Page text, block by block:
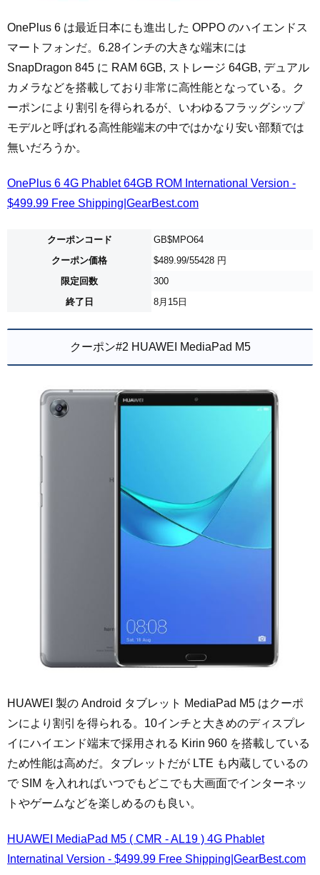
OnePlus 6 は最近日本にも進出した OPPO のハイエンドス
マートフォンだ。6.28インチの大きな端末には
SnapDragon 845 に RAM 6GB, ストレージ 64GB, デュアル
カメラなどを搭載しており非常に高性能となっている。ク
ーポンにより割引を得られるが、いわゆるフラッグシップ
モデルと呼ばれる高性能端末の中ではかなり安い部類では
無いだろうか。
OnePlus 6 4G Phablet 64GB ROM International Version -
$499.99 Free Shipping|GearBest.com
クーポンコード
GB$MPO64
クーポン価格
$489.99/55428 円
限定回数
300
終了日
8月15日
クーポン#2 HUAWEI MediaPad M5
HUAWEI 製の Android タブレット MediaPad M5 はクーポ
ンにより割引を得られる。10インチと大きめのディスプレ
イにハイエンド端末で採用される Kirin 960 を搭載している
ため性能は高めだ。タブレットだが LTE も内蔵しているの
で SIM を入れればいつでもどこでも大画面でインターネッ
トやゲームなどを楽しめるのも良い。
HUAWEI MediaPad M5 ( CMR - AL19 ) 4G Phablet
Internatinal Version - $499.99 Free Shipping|GearBest.com